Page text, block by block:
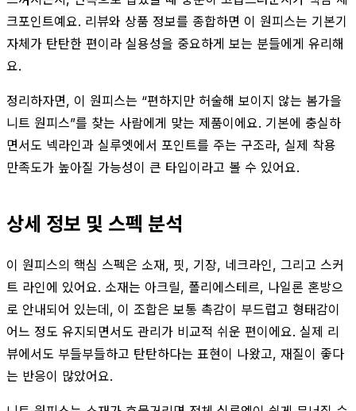
크포인트예요. 리뷰와 상품 정보를 종합하면 이 원피스는 기본기
자체가 탄탄한 편이라 실용성을 중요하게 보는 분들에게 유리해
요.
정리하자면, 이 원피스는 “편하지만 허술해 보이지 않는 봄가을
니트 원피스”를 찾는 사람에게 맞는 제품이에요. 기본에 충실하
면서도 넥라인과 실루엣에서 포인트를 주는 구조라, 실제 착용
만족도가 높아질 가능성이 큰 타입이라고 볼 수 있어요.
상세 정보 및 스펙 분석
이 원피스의 핵심 스펙은 소재, 핏, 기장, 네크라인, 그리고 스커
트 라인에 있어요. 소재는 아크릴, 폴리에스테르, 나일론 혼방으
로 안내되어 있는데, 이 조합은 보통 촉감이 부드럽고 형태감이
어느 정도 유지되면서도 관리가 비교적 쉬운 편이에요. 실제 리
뷰에서도 부들부들하고 탄탄하다는 표현이 나왔고, 재질이 좋다
는 반응이 많았어요.